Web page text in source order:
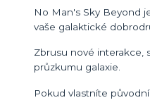
No Man's Sky Beyond
vaše galaktické
Zbrusu nové interakce,
průzkumu galaxie.
Pokud vlastníte